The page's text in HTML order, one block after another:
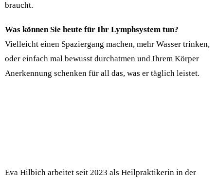
braucht.
Was können Sie heute für Ihr Lymphsystem tun?
Vielleicht einen Spaziergang machen, mehr Wasser trinken,
oder einfach mal bewusst durchatmen und Ihrem Körper
Anerkennung schenken für all das, was er täglich leistet.
Eva Hilbich arbeitet seit 2023 als Heilpraktikerin in der